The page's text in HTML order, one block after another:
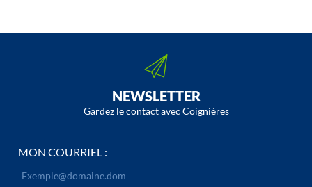
NEWSLETTER
Gardez le contact avec Coignières
MON COURRIEL :